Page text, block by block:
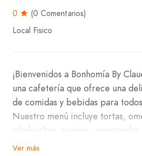
0
(0 Comentarios)
Local Fisico
¡Bienvenidos a Bonhomía By
una cafetería que ofrece una
de comidas y bebidas para
Nuestro menú incluye tortas,
sándwiches, paninis, empanadas
Ver más